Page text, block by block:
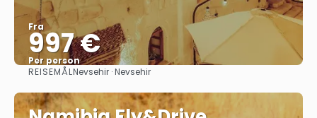
Fra
997 €
Per person
REISEMÅLNevsehir · Nevsehir